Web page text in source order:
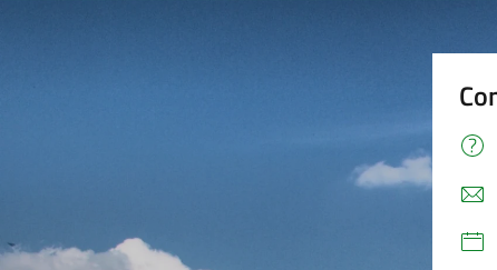
Questi cookie